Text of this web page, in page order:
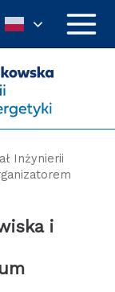
Inżynierii